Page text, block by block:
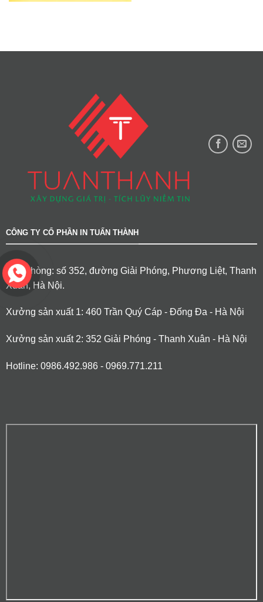
CÔNG TY CỔ PHẦN IN TUẤN THÀNH
Văn phòng: số 352, đường Giải Phóng, Phương Liệt, Thanh
Xuân, Hà Nội.
Xưởng sản xuất 1: 460 Trần Quý Cáp - Đống Đa - Hà Nội
Xưởng sản xuất 2: 352 Giải Phóng - Thanh Xuân - Hà Nội
Hotline: 0986.492.986 - 0969.771.211